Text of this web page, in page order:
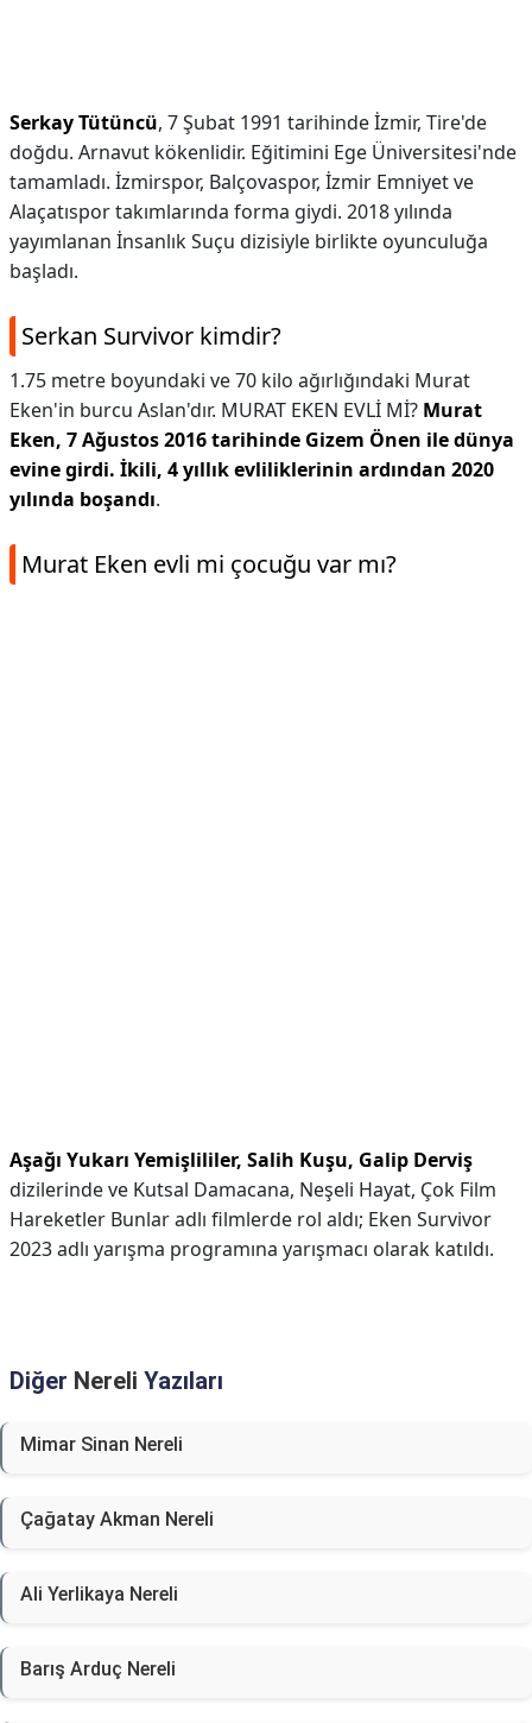
Serkay Tütüncü, 7 Şubat 1991 tarihinde İzmir, Tire'de
doğdu. Arnavut kökenlidir. Eğitimini Ege Üniversitesi'nde
tamamladı. İzmirspor, Balçovaspor, İzmir Emniyet ve
Alaçatıspor takımlarında forma giydi. 2018 yılında
yayımlanan İnsanlık Suçu dizisiyle birlikte oyunculuğa
başladı.
Serkan Survivor kimdir?
1.75 metre boyundaki ve 70 kilo ağırlığındaki Murat
Eken'in burcu Aslan'dır. MURAT EKEN EVLİ Mİ? Murat
Eken, 7 Ağustos 2016 tarihinde Gizem Önen ile dünya
evine girdi. İkili, 4 yıllık evliliklerinin ardından 2020
yılında boşandı.
Murat Eken evli mi çocuğu var mı?
Aşağı Yukarı Yemişlililer, Salih Kuşu, Galip Derviş
dizilerinde ve Kutsal Damacana, Neşeli Hayat, Çok Film
Hareketler Bunlar adlı filmlerde rol aldı; Eken Survivor
2023 adlı yarışma programına yarışmacı olarak katıldı.
Diğer Nereli Yazıları
Mimar Sinan Nereli
Çağatay Akman Nereli
Ali Yerlikaya Nereli
Barış Arduç Nereli